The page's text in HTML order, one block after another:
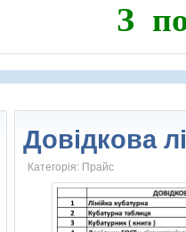
З
Довідкова
Категорія: Прайс